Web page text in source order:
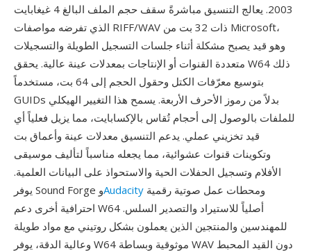
2003. يعالج التنسيق مباشرةً سقف حجم الملف البالغ 4 غيغابايت
الذي تفرضه مواصفات RIFF/WAV ذات 32 بت من Microsoft،
وهو قيد يصبح مشكلة أثناء جلسات التسجيل الطويلة والتسجيلات
متعددة القنوات أو الإنتاجات بمعدلات عينة عالية. يحقق W64 ذلك
بتوسيع معرّفات الكتل وحقول الحجم إلى 64 بت، مستخدماً
GUIDs بدلاً من رموز الأحرف الأربعة. يسمح هذا التغيير الهيكلي
للملفات بالوصول إلى أحجام تُقاس بالإكسابايت، مما يزيل فعلياً أي
قيد تخزيني عملي. يدعم التنسيق معدلات عينة وأعماق بت
وتكوينات قنوات عشوائية، مما يجعله مناسباً لتأليف موسيقى
الأفلام وتسجيل الحفلات الحية والاستحواذ على البيانات العلمية.
يوفر Sound Forge وAudacity
احترافية أخرى دعم W64 أصلياً للاستيراد والتصدير السلس.
للمهندسين والمنتجين الذين يعملون بشكل روتيني مع مواد طويلة
وعالية الدقة، يوفر W64 موثوقية وبساطة WAV دون القيد المحبط